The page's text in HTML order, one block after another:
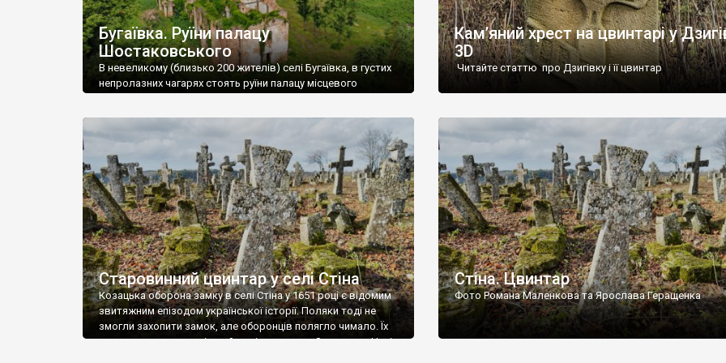
Бугаївка. Руїни палацу
Шостаковського
В невеликому (близько 200 жителів) селі Бугаївка, в густих
непролазних чагарях стоять руїни палацу місцевого
потім клуб, ще пізніше – гуртожиток. У 60-х роках минулого
століття тут розмістили туберкульозну лікарню. Коли із
палацу виїхала лікарня – ми точно не […]
Кам’яний хрест на цвинтарі у
3D
Читайте статтю про Дзигівку і її цвинтар
Старовинний цвинтар у селі Стіна
Козацька оборона замку в селі Стіна у 1651 році є відомим
звитяжним епізодом української історії. Поляки тоді не
змогли захопити замок, але оборонців полягло чимало. Їх
поховали на цвинтарі, який тоді називався Замковим. Нині
Стіна. Цвинтар
Фото Романа Маленкова та Ярослава Геращенка